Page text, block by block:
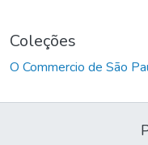
Coleções
O Commercio de São